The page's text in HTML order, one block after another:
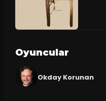
Oyuncular
Okday Korunan